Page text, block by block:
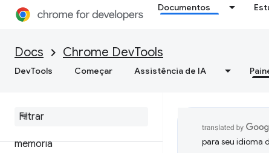
Documentos
Docs Chrome DevTools
DevTools Começar Assistência de IA
Otimizar a velocidade da Web
Memória
Visão geral
memória
para seu idioma